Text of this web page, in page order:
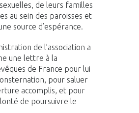
de leurs familles
au sein des paroisses et
source d’espérance.
de l’association a
une lettre à la
de France pour lui
pour saluer
accomplis, et pour
de poursuivre le